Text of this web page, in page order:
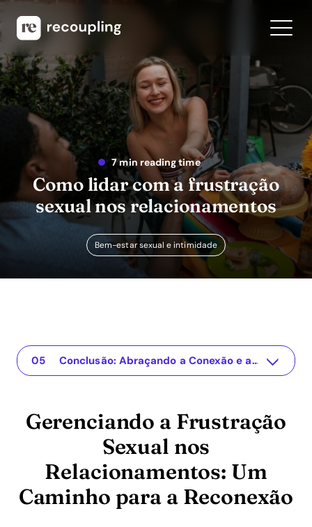
7 min reading time
Como lidar com a frustração
sexual nos relacionamentos
Bem-estar sexual e intimidade
Gerenciando a Frustração Sexual nos Relacionamentos: Um Caminho para a Reconexão
The app for your relationship
Compreendendo o Problema
Soluções Práticas para Superar a Frustração Sexual
Conclusão: Abraçando a Conexão e a Intimidade
Gerenciando a Frustração
Sexual nos
Relacionamentos: Um
Caminho para a Reconexão